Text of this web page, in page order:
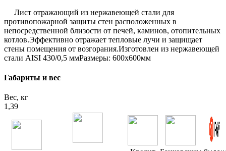
Лист отражающий из нержавеющей стали для
противопожарной защиты стен расположенных в
непосредственной близости от печей, каминов, отопительных
котлов.Эффективно отражает тепловые лучи и защищает
стены помещения от возгорания.Изготовлен из нержавеющей
стали AISI 430/0,5 ммРазмеры: 600х600мм
Габариты и вес
Вес, кг
1,39